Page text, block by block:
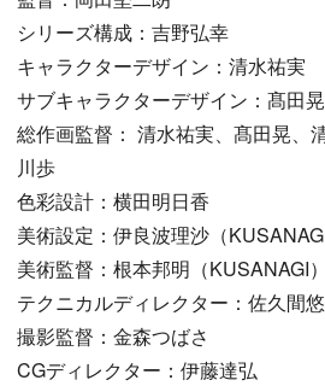
シリーズ構成：吉野弘幸
キャラクターデザイン：清水祐実
サブキャラクターデザイン：髙田晃
総作画監督： 清水祐実、髙田晃、
川歩
色彩設計：横田明日香
美術設定：伊良波理沙（KUSANAGI
美術監督：根本邦明（KUSANAGI）
テクニカルディレクター：佐久間
撮影監督：金森つばさ
CGディレクター：伊藤達弘